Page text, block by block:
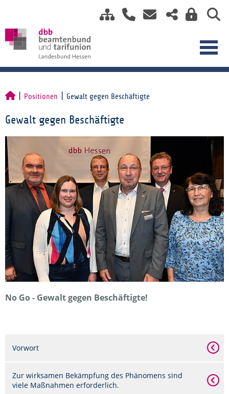
Positionen Gewalt gegen Beschäftigte
Gewalt gegen Beschäftigte
No Go - Gewalt gegen Beschäftigte!
Vorwort
Zur wirksamen Bekämpfung des Phänomens sind
viele Maßnahmen erforderlich.